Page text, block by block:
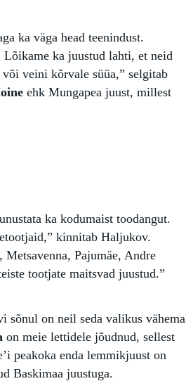
ka väga head teenindust.
Lõikame ka juustud lahti, et neid
veini kõrvale süüa,” selgitab
ehk Mungapea juust, millest
ka kodumaist toodangut.
kinnitab Haljukov.
Pajumäe, Andre
tootjate maitsvad juustud.”
sõnul on neil seda valikus
on meie lettidele jõudnud, sellest
peakoka enda lemmikjuust on
Baskimaa juustuga.